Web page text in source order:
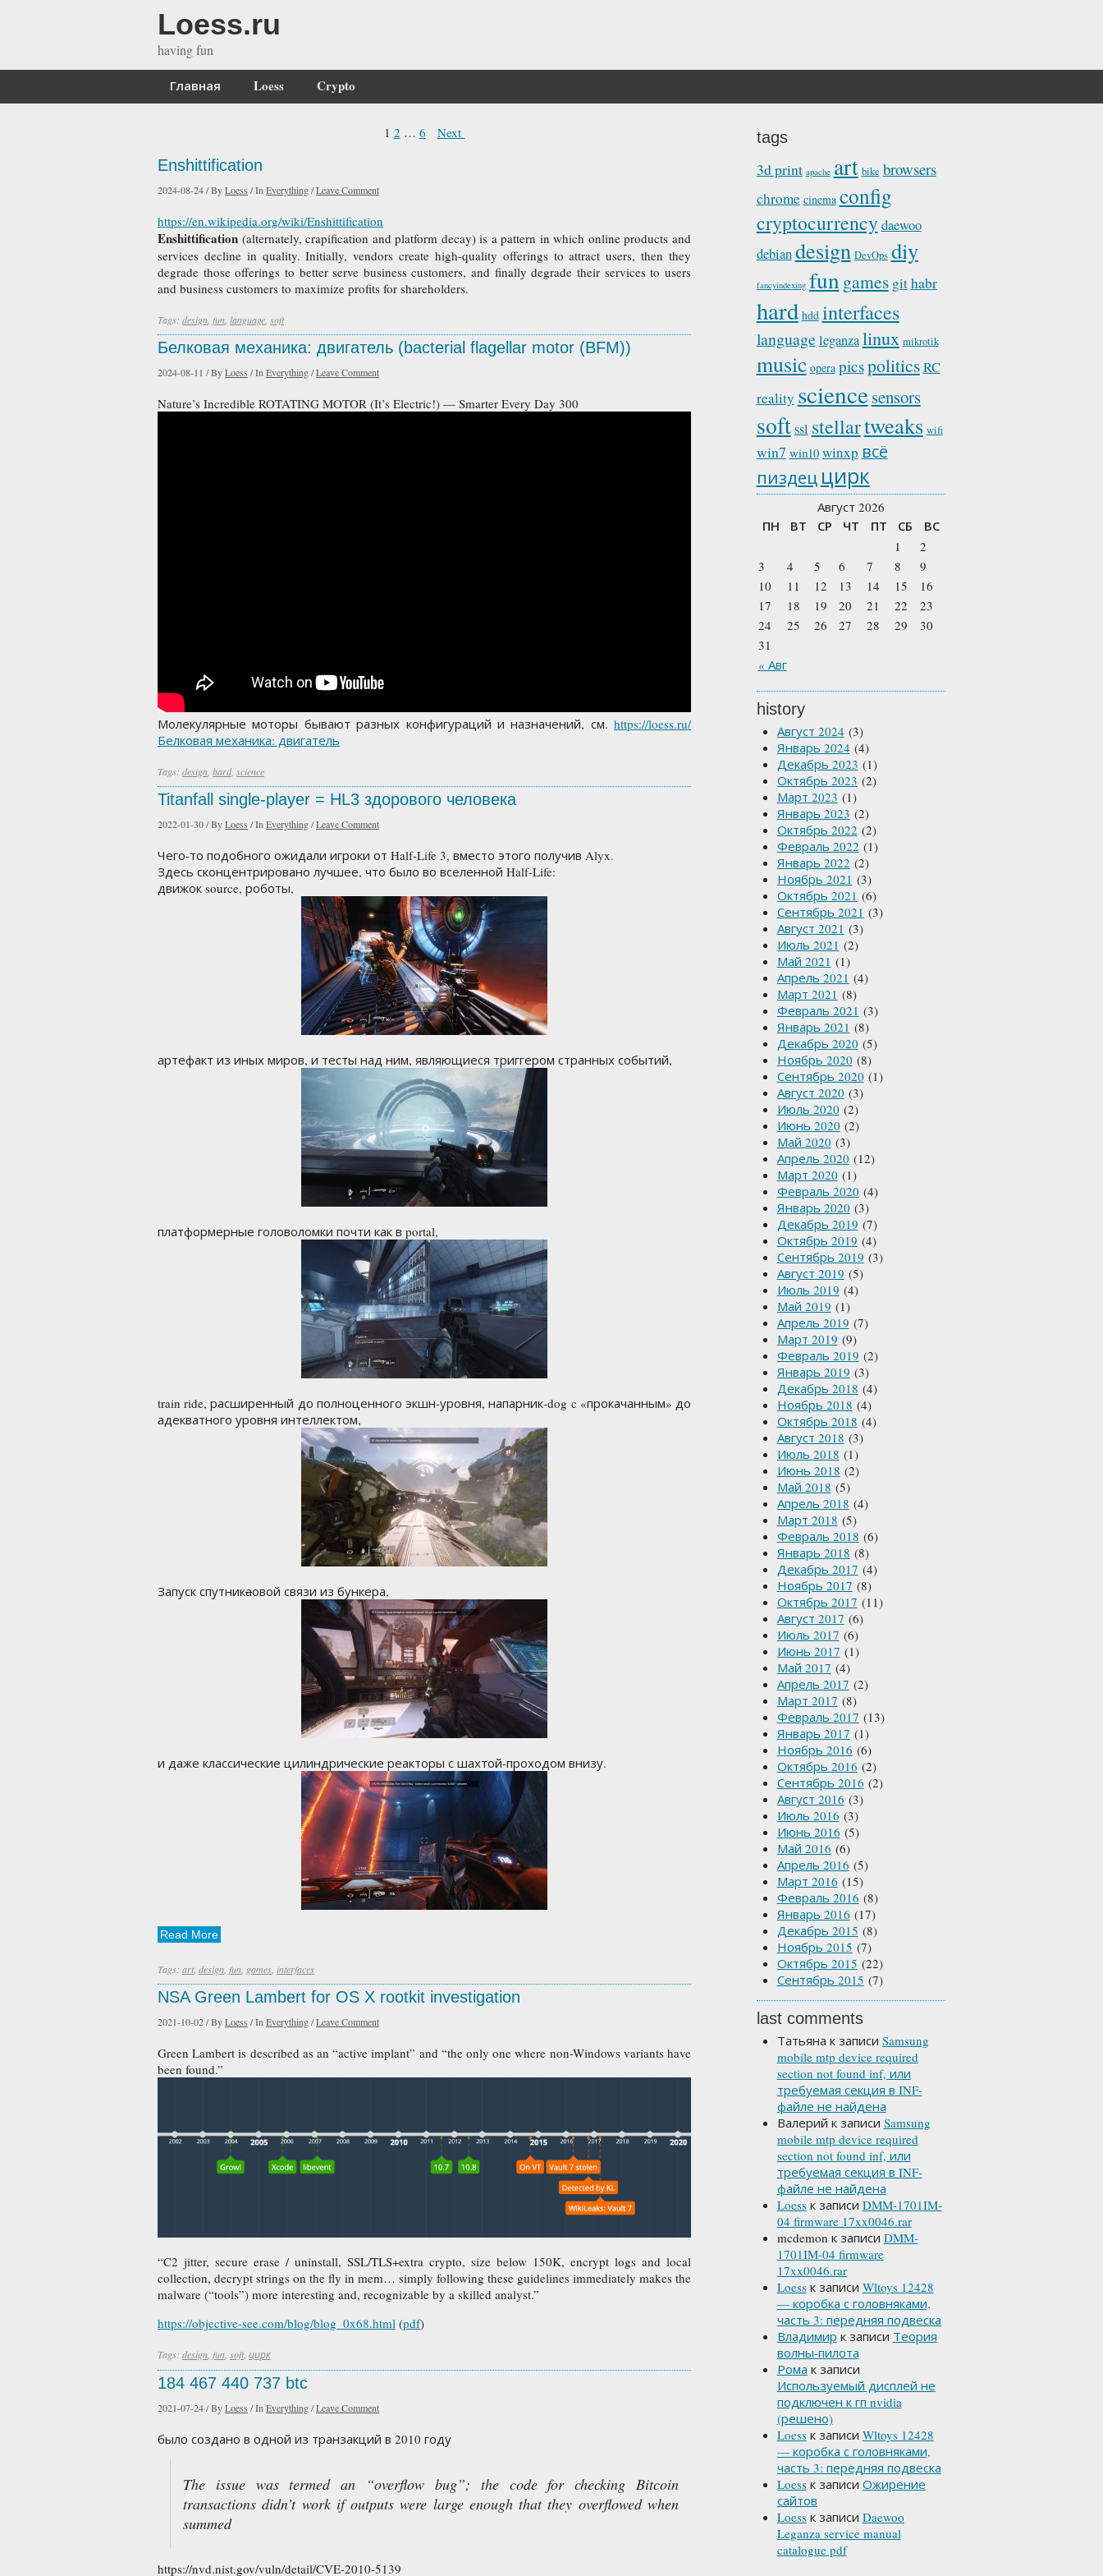
Loess.ru
having fun
Главная Loess Crypto
1 2 … 6 Next
Enshittification
2024-08-24/ByLoess /In Everything/Leave Comment
https://en.wikipedia.org/wiki/Enshittification
Enshittification (alternately, crapification and platform decay) is a pattern in which online products and
services decline in quality. Initially, vendors create high-quality offerings to attract users, then they
degrade those offerings to better serve business customers, and finally degrade their services to users
and business customers to maximize profits for shareholders.
Tags: design fun language soft
Белковая механика: двигатель (bacterial flagellar motor (BFM))
2024-08-11 /ByLoess /In Everything/Leave Comment
Nature’s Incredible ROTATING MOTOR (It’s Electric!) — Smarter Every Day 300
Молекулярные моторы бывают разных конфигураций и назначений, см. https://loess.ru/
Белковая механика: двигатель
Tags: design hard science
Titanfall single-player = HL3 здорового человека
2022-01-30/ByLoess /In Everything/Leave Comment
Чего-то подобного ожидали игроки от Half-Life 3, вместо этого получив Alyx.
Здесь сконцентрировано лучшее, что было во вселенной Half-Life:
движок source, роботы,
артефакт из иных миров, и тесты над ним, являющиеся триггером странных событий,
платформерные головоломки почти как в portal,
train ride, расширенный до полноценного экшн-уровня, напарник-dog c «прокачанным» до
адекватного уровня интеллектом,
Запуск спутникаовой связи из бункера,
и даже классические цилиндрические реакторы с шахтой-проходом внизу.
Read More
Tags: art design fun games interfaces
NSA Green Lambert for OS X rootkit investigation
2021-10-02/ByLoess /In Everything/Leave Comment
Green Lambert is described as an “active implant” and “the only one where non-Windows variants have
been found.”
“C2 jitter, secure erase / uninstall, SSL/TLS+extra crypto, size below 150K, encrypt logs and local
collection, decrypt strings on the fly in mem… simply following these guidelines immediately makes the
malware (“tools”) more interesting and, recognizable by a skilled analyst.”
https://objective-see.com/blog/blog_0x68.html (pdf)
Tags: design fun soft цирк
184 467 440 737 btc
2021-07-24/ByLoess /In Everything/Leave Comment
было создано в одной из транзакций в 2010 году
The issue was termed an “overflow bug”; the code for checking Bitcoin
transactions didn’t work if outputs were large enough that they overflowed when
summed
https://nvd.nist.gov/vuln/detail/CVE-2010-5139
tags
3d print apache art bike browsers
chrome cinema config
cryptocurrencydaewoo
debiandesign DevOps diy
fancyindexing fun games githabr
hard hdd interfaces
language leganzalinux mikrotik
music opera picspoliticsRC
reality sciencesensors
softssl stellartweaks wifi
win7 win10 winxp всё
пиздец цирк
Август 2026
ПН ВТ СР ЧТ ПТ СБ ВС
« Авг
1
2
3
4 5 6 7 8
9
10
11 12 13 14 15
16
17
18 19 20 21 22
23
24
25 26 27 28 29
30
31
history
Август 2024 (3)
Январь 2024 (4)
Декабрь 2023 (1)
Октябрь 2023 (2)
Март 2023 (1)
Январь 2023 (2)
Октябрь 2022 (2)
Февраль 2022 (1)
Январь 2022 (2)
Ноябрь 2021 (3)
Октябрь 2021 (6)
Сентябрь 2021 (3)
Август 2021 (3)
Июль 2021 (2)
Май 2021 (1)
Апрель 2021 (4)
Март 2021 (8)
Февраль 2021 (3)
Январь 2021 (8)
Декабрь 2020 (5)
Ноябрь 2020 (8)
Сентябрь 2020 (1)
Август 2020 (3)
Июль 2020 (2)
Июнь 2020 (2)
Май 2020 (3)
Апрель 2020 (12)
Март 2020 (1)
Февраль 2020 (4)
Январь 2020 (3)
Декабрь 2019 (7)
Октябрь 2019 (4)
Сентябрь 2019 (3)
Август 2019 (5)
Июль 2019 (4)
Май 2019 (1)
Апрель 2019 (7)
Март 2019 (9)
Февраль 2019 (2)
Январь 2019 (3)
Декабрь 2018 (4)
Ноябрь 2018 (4)
Октябрь 2018 (4)
Август 2018 (3)
Июль 2018 (1)
Июнь 2018 (2)
Май 2018 (5)
Апрель 2018 (4)
Март 2018 (5)
Февраль 2018 (6)
Январь 2018 (8)
Декабрь 2017 (4)
Ноябрь 2017 (8)
Октябрь 2017 (11)
Август 2017 (6)
Июль 2017 (6)
Июнь 2017 (1)
Май 2017 (4)
Апрель 2017 (2)
Март 2017 (8)
Февраль 2017 (13)
Январь 2017 (1)
Ноябрь 2016 (6)
Октябрь 2016 (2)
Сентябрь 2016 (2)
Август 2016 (3)
Июль 2016 (3)
Июнь 2016 (5)
Май 2016 (6)
Апрель 2016 (5)
Март 2016 (15)
Февраль 2016 (8)
Январь 2016 (17)
Декабрь 2015 (8)
Ноябрь 2015 (7)
Октябрь 2015 (22)
Сентябрь 2015 (7)
last comments
Татьяна к записи Samsung
mobile mtp device required
section not found inf, или
требуемая секция в INF-
файле не найдена
Валерий к записи Samsung
mobile mtp device required
section not found inf, или
требуемая секция в INF-
файле не найдена
Loessк записи DMM-1701IM-
04 firmware 17xx0046.rar
mcdemon к записи DMM-
1701IM-04 firmware
17xx0046.rar
Loessк записи Wltoys 12428
— коробка с головняками,
часть 3: передняя подвеска
Владимир к записи Теория
волны-пилота
Рома к записи
Используемый дисплей не
подключен к гп nvidia
(решено)
Loessк записи Wltoys 12428
— коробка с головняками,
часть 3: передняя подвеска
Loessк записи Ожирение
сайтов
Loessк записи Daewoo
Leganza service manual
catalogue pdf